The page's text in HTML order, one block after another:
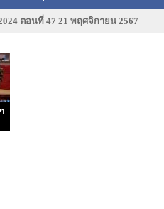
ตอนที่ 47 21 พฤศจิกายน 2567